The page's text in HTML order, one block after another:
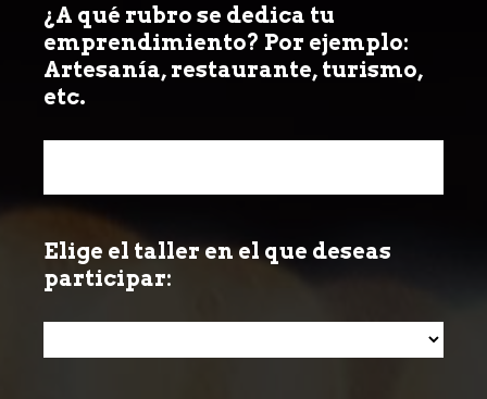
Question
Title
¿A qué rubro se dedica tu
emprendimiento? Por ejemplo:
Artesanía, restaurante, turismo,
etc.
Question
Title
Elige el taller en el que deseas
participar: